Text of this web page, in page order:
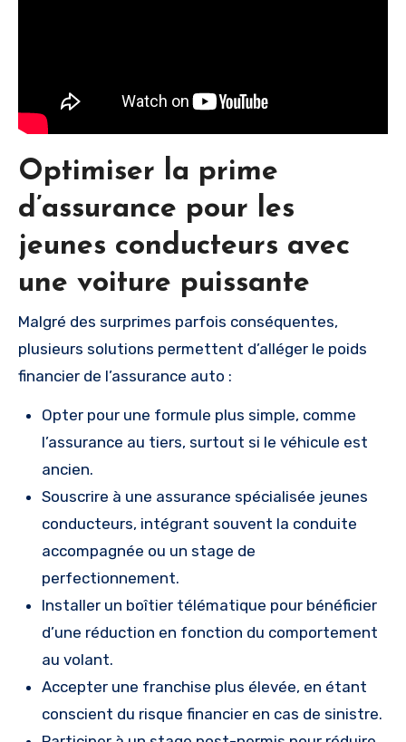
Optimiser la prime
d’assurance pour les
jeunes conducteurs avec
une voiture puissante
Malgré des surprimes parfois conséquentes,
plusieurs solutions permettent d’alléger le poids
financier de l’assurance auto :
Opter pour une formule plus simple, comme
l’assurance au tiers, surtout si le véhicule est
ancien.
Souscrire à une assurance spécialisée jeunes
conducteurs, intégrant souvent la conduite
accompagnée ou un stage de
perfectionnement.
Installer un boîtier télématique pour bénéficier
d’une réduction en fonction du comportement
au volant.
Accepter une franchise plus élevée, en étant
conscient du risque financier en cas de sinistre.